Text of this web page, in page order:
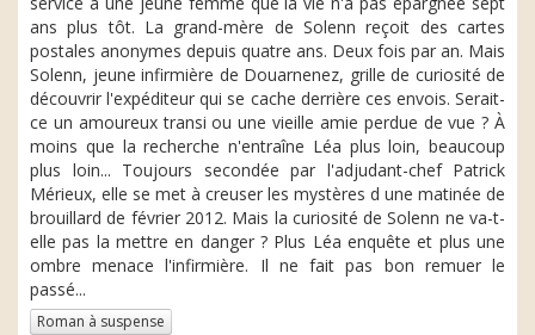
ans plus tôt. La grand-mère de Solenn reçoit des cartes
postales anonymes depuis quatre ans. Deux fois par an. Mais
Solenn, jeune infirmière de Douarnenez, grille de curiosité de
découvrir l'expéditeur qui se cache derrière ces envois. Serait-
ce un amoureux transi ou une vieille amie perdue de vue ? À
moins que la recherche n'entraîne Léa plus loin, beaucoup
plus loin... Toujours secondée par l'adjudant-chef Patrick
Mérieux, elle se met à creuser les mystères d une matinée de
brouillard de février 2012. Mais la curiosité de Solenn ne va-t-
elle pas la mettre en danger ? Plus Léa enquête et plus une
ombre menace l'infirmière. Il ne fait pas bon remuer le
passé...
Roman à suspense